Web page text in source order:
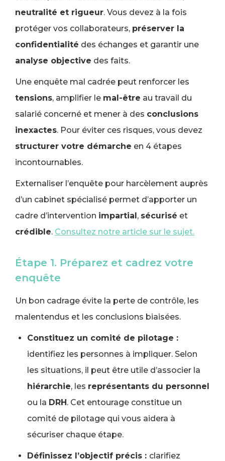
neutralité et rigueur. Vous devez à la fois
protéger vos collaborateurs, préserver la
confidentialité des échanges et garantir une
analyse objective des faits.
Une enquête mal cadrée peut renforcer les
tensions, amplifier le mal-être au travail du
salarié concerné et mener à des conclusions
inexactes. Pour éviter ces risques, vous devez
structurer votre démarche en 4 étapes
incontournables.
Externaliser l’enquête pour harcèlement auprès
d’un cabinet spécialisé permet d’apporter un
cadre d’intervention impartial, sécurisé et
crédible. Consultez notre article sur le sujet.
Étape 1. Préparez et cadrez votre
enquête
Un bon cadrage évite la perte de contrôle, les
malentendus et les conclusions biaisées.
Constituez un comité de pilotage :
identifiez les personnes à impliquer. Selon
les situations, il peut être utile d’associer la
hiérarchie, les représentants du personnel
ou la DRH. Cet entourage constitue un
comité de pilotage qui vous aidera à
sécuriser chaque étape.
Définissez l’objectif précis : clarifiez